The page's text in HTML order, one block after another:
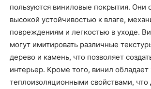
пользуются виниловые покрытия. Они
высокой устойчивостью к влаге,
повреждениям и легкостью в уходе.
могут имитировать различные
дерево и камень, что позволяет
интерьер. Кроме того, винил
теплоизоляционными свойствами, что